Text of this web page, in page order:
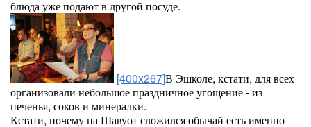
блюда уже подают в другой посуде.
[400x267]В Эшколе, кстати, для всех
организовали небольшое праздничное угощение - из
печенья, соков и минералки.
Кстати, почему на Шавуот сложился обычай есть именно